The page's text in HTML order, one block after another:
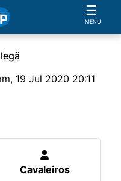
☰
MENU
19 Jul 2020 20:11
Cavaleiros